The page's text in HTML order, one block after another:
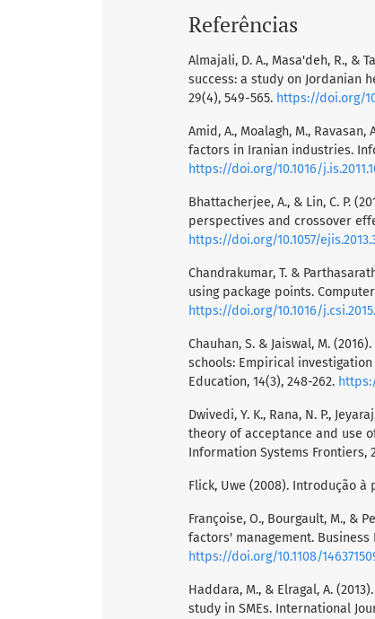
Referências
Almajali, D. A., Masa'deh, R., &
success: a study on Jordanian
29(4), 549-565. https://doi.org/
Amid, A., Moalagh, M.,
factors in Iranian industries.
https://doi.org/10.1016/
Bhattacherjee, A., & Lin, C. P.
perspectives and crossover
https://doi.org/10.1057/
Chandrakumar, T. &
using package points.
https://doi.org/10.1016/
Chauhan, S. & Jaiswal, M.
schools: Empirical investigation
Education, 14(3), 248-262.
Dwivedi, Y. K., Rana, N. P.,
theory of acceptance and use
Information Systems Frontiers,
Flick, Uwe (2008). Introdução
Françoise, O., Bourgault, M., &
factors' management. Business
https://doi.org/10.1108/
Haddara, M., & Elragal, A.
study in SMEs. International